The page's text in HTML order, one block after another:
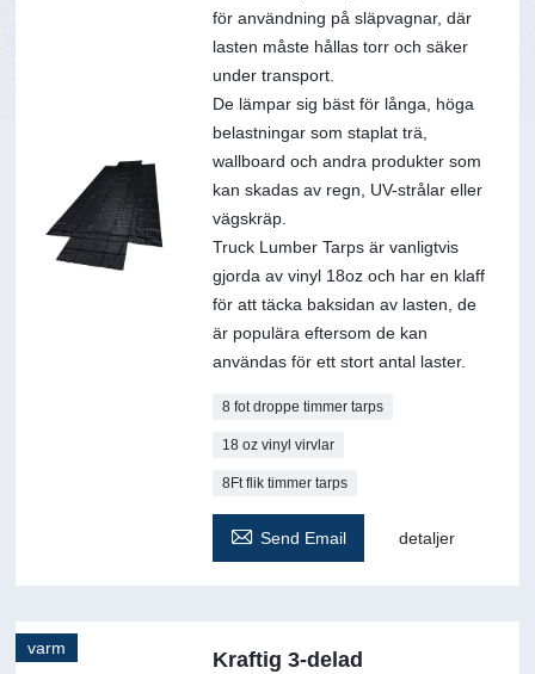
för användning på släpvagnar, där
lasten måste hållas torr och säker
under transport.
De lämpar sig bäst för långa, höga
belastningar som staplat trä,
wallboard och andra produkter som
kan skadas av regn, UV-strålar eller
vägskräp.
Truck Lumber Tarps är vanligtvis
gjorda av vinyl 18oz och har en klaff
för att täcka baksidan av lasten, de
är populära eftersom de kan
användas för ett stort antal laster.
8 fot droppe timmer tarps
18 oz vinyl virvlar
8Ft flik timmer tarps
 Send Email detaljer
varm
Kraftig 3-delad